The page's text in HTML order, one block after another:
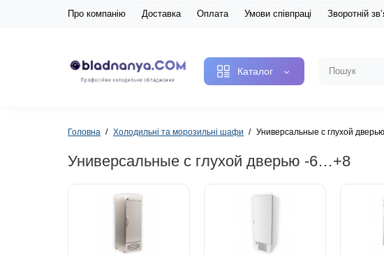
Про компанію Доставка Оплата Умови співпраці Зворотній
Каталог
Головна Холодильні та морозильні шафи Универсальные с глухой
Универсальные с глухой дверью -6…+8